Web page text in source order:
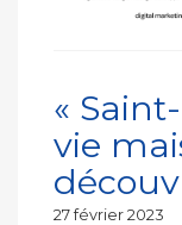
«
vie
Publié
27 février 2023